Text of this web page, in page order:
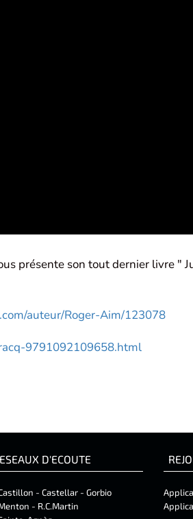
présente son tout dernier livre "
auteur/Roger-Aim/123078
9791092109658.html
D'ECOUTE
- Castellar - Gorbio
- R.C.Martin